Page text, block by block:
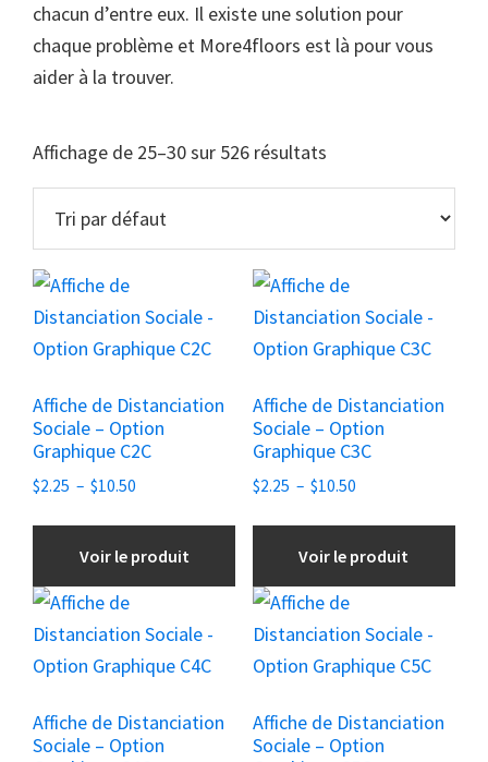
chacun d’entre eux. Il existe une solution pour
chaque problème et More4floors est là pour vous
aider à la trouver.
Affichage de 25–30 sur 526 résultats
Affiche de Distanciation
Sociale – Option
Graphique C2C
$2.25 – $10.50
$2.25
Voir le produit
Ce
produit
a
variations.
Les
options
choisies
sur
la
page
produit
Affiche de Distanciation
Sociale – Option
Graphique C3C
$2.25 – $10.50Plage
$2.25
Voir le produit
Ce
produit
a
variations.
Les
options
choisies
sur
la
page
produit
Affiche de Distanciation
Sociale – Option
Ce
produit
a
variations.
Affiche de Distanciation
Sociale – Option
Ce
produit
a
variations.